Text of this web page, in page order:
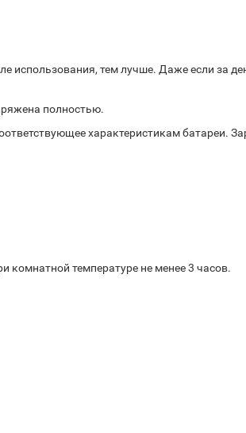
использования, тем лучше. Даже если за
полностью.
характеристикам батареи.
комнатной температуре не менее 3 часов.